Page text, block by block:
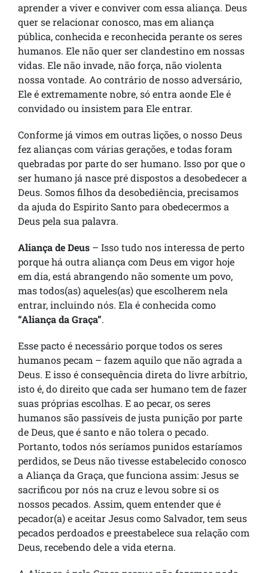
aprender a viver e conviver com essa aliança. Deus
quer se relacionar conosco, mas em aliança
pública, conhecida e reconhecida perante os seres
humanos. Ele não quer ser clandestino em nossas
vidas. Ele não invade, não força, não violenta
nossa vontade. Ao contrário de nosso adversário,
Ele é extremamente nobre, só entra aonde Ele é
convidado ou insistem para Ele entrar.
Conforme já vimos em outras lições, o nosso Deus
fez alianças com várias gerações, e todas foram
quebradas por parte do ser humano. Isso por que o
ser humano já nasce pré dispostos a desobedecer a
Deus. Somos filhos da desobediência, precisamos
da ajuda do Espirito Santo para obedecermos a
Deus pela sua palavra.
Aliança de Deus – Isso tudo nos interessa de perto
porque há outra aliança com Deus em vigor hoje
em dia, está abrangendo não somente um povo,
mas todos(as) aqueles(as) que escolherem nela
entrar, incluindo nós. Ela é conhecida como
“Aliança da Graça”.
Esse pacto é necessário porque todos os seres
humanos pecam – fazem aquilo que não agrada a
Deus. E isso é consequência direta do livre arbítrio,
isto é, do direito que cada ser humano tem de fazer
suas próprias escolhas. E ao pecar, os seres
humanos são passíveis de justa punição por parte
de Deus, que é santo e não tolera o pecado.
Portanto, todos nós seríamos punidos estaríamos
perdidos, se Deus não tivesse estabelecido conosco
a Aliança da Graça, que funciona assim: Jesus se
sacrificou por nós na cruz e levou sobre si os
nossos pecados. Assim, quem entender que é
pecador(a) e aceitar Jesus como Salvador, tem seus
pecados perdoados e preestabelece sua relação com
Deus, recebendo dele a vida eterna.